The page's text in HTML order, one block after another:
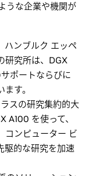
うな企業や機関が
ハンブルク エッペ
研究所は、DGX
ポートならびに
す。
スの研究集約的大
A100 を使って、
コンピューター ビ
駆的な研究を加速